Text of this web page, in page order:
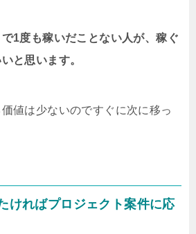
1度も稼いだことない人が、稼ぐ
と思います。
値は少ないのですぐに次に移っ
ければプロジェクト案件に応